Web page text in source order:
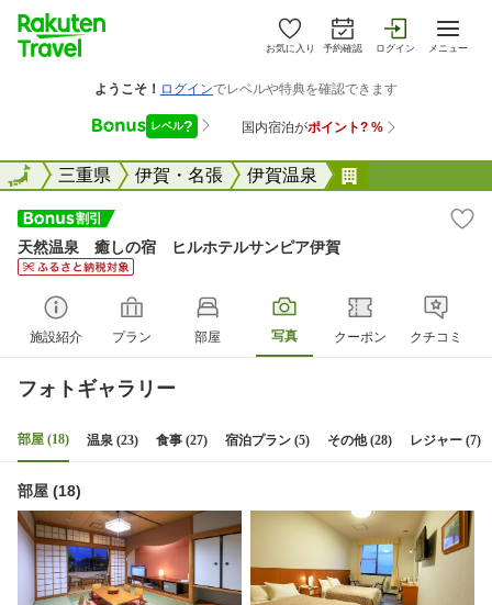
お気に入り 予約確認 ログイン メニュー
全国三重県 伊賀・名張 伊賀温泉
全国
天然温泉 癒しの宿 ヒルホテルサンピア伊賀
施設紹介 プラン 部屋 写真 クーポン クチコミ
フォトギャラリー
部屋 (18) 温泉 (23) 食事 (27) 宿泊プラン (5) その他 (28) レジャー (7)
部屋 (18)